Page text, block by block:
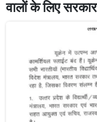
वालों के लिए